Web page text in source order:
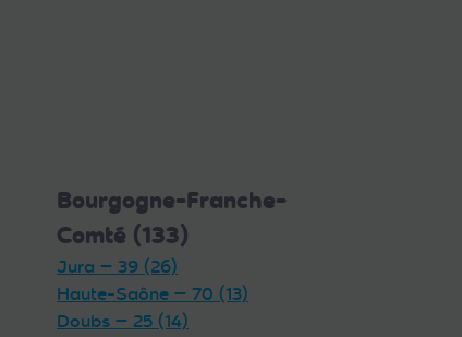
Bourgogne-Franche-
Comté (133)
Jura — 39 (26)
Haute-Saône — 70 (13)
Doubs — 25 (14)